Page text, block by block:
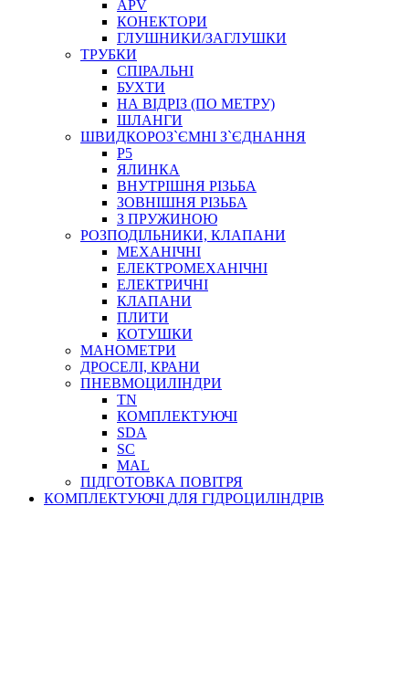
APV
КОНЕКТОРИ
ГЛУШНИКИ/ЗАГЛУШКИ
ТРУБКИ
СПІРАЛЬНІ
БУХТИ
НА ВІДРІЗ (ПО МЕТРУ)
ШЛАНГИ
ШВИДКОРОЗ`ЄМНІ З`ЄДНАННЯ
P5
ЯЛИНКА
ВНУТРІШНЯ РІЗЬБА
ЗОВНІШНЯ РІЗЬБА
З ПРУЖИНОЮ
РОЗПОДІЛЬНИКИ, КЛАПАНИ
МЕХАНІЧНІ
ЕЛЕКТРОМЕХАНІЧНІ
ЕЛЕКТРИЧНІ
КЛАПАНИ
ПЛИТИ
КОТУШКИ
МАНОМЕТРИ
ДРОСЕЛІ, КРАНИ
ПНЕВМОЦИЛІНДРИ
TN
КОМПЛЕКТУЮЧІ
SDA
SC
MAL
ПІДГОТОВКА ПОВІТРЯ
КОМПЛЕКТУЮЧІ ДЛЯ ГІДРОЦИЛІНДРІВ